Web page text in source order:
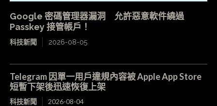
Google 密碼管理器漏洞 允許惡意軟件繞過
Passkey 接管帳戶！
科技新聞 2026-08-05
Telegram 因單一用戶違規內容被 Apple App Store
短暫下架後迅速恢復上架
科技新聞 2026-08-04